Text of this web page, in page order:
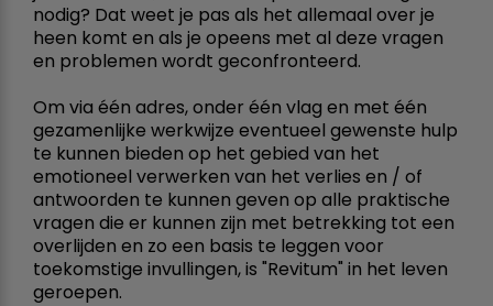
nodig? Dat weet je pas als het allemaal over je
heen komt en als je opeens met al deze vragen
en problemen wordt geconfronteerd.
Om via één adres, onder één vlag en met één
gezamenlijke werkwijze eventueel gewenste hulp
te kunnen bieden op het gebied van het
emotioneel verwerken van het verlies en / of
antwoorden te kunnen geven op alle praktische
vragen die er kunnen zijn met betrekking tot een
overlijden en zo een basis te leggen voor
toekomstige invullingen, is "Revitum" in het leven
geroepen.